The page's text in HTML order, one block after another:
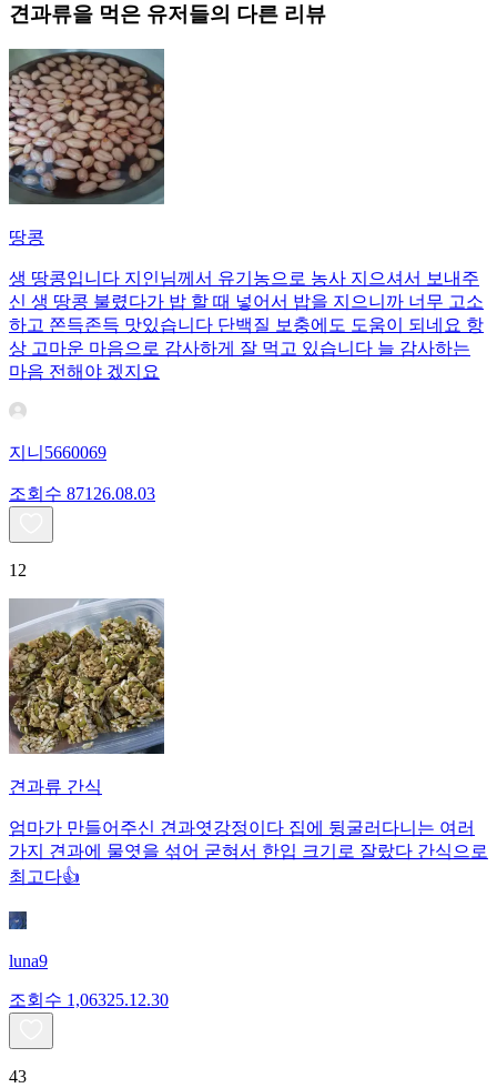
견과류을 먹은 유저들의 다른 리뷰
땅콩
생 땅콩입니다 지인님께서 유기농으로 농사 지으셔서 보내주
신 생 땅콩 불렸다가 밥 할 때 넣어서 밥을 지으니까 너무 고소
하고 쫀득존득 맛있습니다 단백질 보충에도 도움이 되네요 항
상 고마운 마음으로 감사하게 잘 먹고 있습니다 늘 감사하는
마음 전해야 겠지요
지니5660069
조회수 871 26.08.03
12
견과류 간식
엄마가 만들어주신 견과엿강정이다 집에 뒹굴러다니는 여러
가지 견과에 물엿을 섞어 굳혀서 한입 크기로 잘랐다 간식으로
최고다👍
luna9
조회수 1,06325.12.30
43